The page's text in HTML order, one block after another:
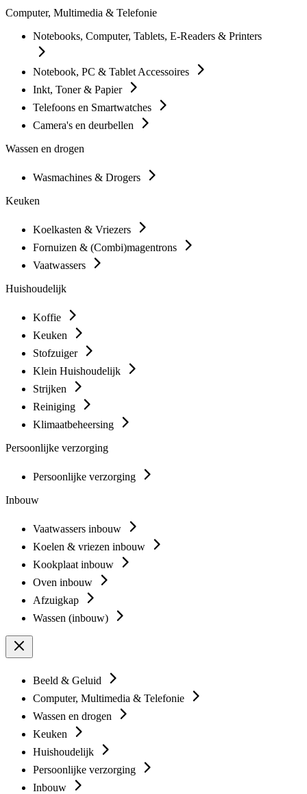
Computer, Multimedia & Telefonie
Notebooks, Computer, Tablets, E-Readers & Printers
Notebook, PC & Tablet Accessoires
Inkt, Toner & Papier
Telefoons en Smartwatches
Camera's en deurbellen
Wassen en drogen
Wasmachines & Drogers
Keuken
Koelkasten & Vriezers
Fornuizen & (Combi)magentrons
Vaatwassers
Huishoudelijk
Koffie
Keuken
Stofzuiger
Klein Huishoudelijk
Strijken
Reiniging
Klimaatbeheersing
Persoonlijke verzorging
Persoonlijke verzorging
Inbouw
Vaatwassers inbouw
Koelen & vriezen inbouw
Kookplaat inbouw
Oven inbouw
Afzuigkap
Wassen (inbouw)
Beeld & Geluid
Computer, Multimedia & Telefonie
Wassen en drogen
Keuken
Huishoudelijk
Persoonlijke verzorging
Inbouw